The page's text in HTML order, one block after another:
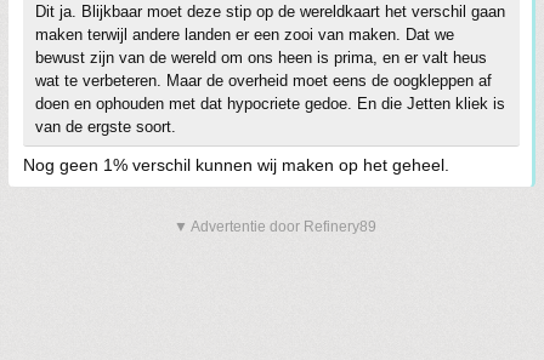
Dit ja. Blijkbaar moet deze stip op de wereldkaart het verschil gaan
maken terwijl andere landen er een zooi van maken. Dat we
bewust zijn van de wereld om ons heen is prima, en er valt heus
wat te verbeteren. Maar de overheid moet eens de oogkleppen af
doen en ophouden met dat hypocriete gedoe. En die Jetten kliek is
van de ergste soort.
Nog geen 1% verschil kunnen wij maken op het geheel.
▼ Advertentie door Refinery89